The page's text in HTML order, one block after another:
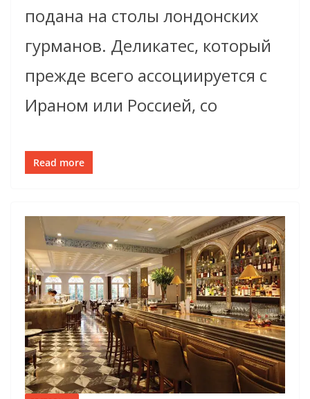
подана на столы лондонских
гурманов. Деликатес, который
прежде всего ассоциируется с
Ираном или Россией, со
Read more